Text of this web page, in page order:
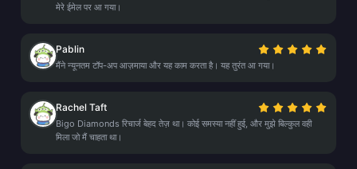
मेरे ईमेल पर आ गया।
Pablin
मैंने न्यूनतम टॉप-अप आज़माया और यह काम करता है। यह तुरंत आ गया।
Rachel Taft
Bigo Diamonds रिचार्ज बेहद तेज़ था। कोई समस्या नहीं हुई, और मुझे बिल्कुल वही
मिला जो मैं चाहता था।